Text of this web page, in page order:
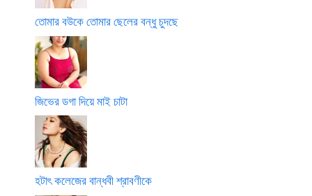
তোমার বউকে তোমার ছেলের বন্ধু চুদছে
জিভের ডগা দিয়ে মাই চাটা
হটাৎ কলেজের বান্ধবী শ্রাবণীকে